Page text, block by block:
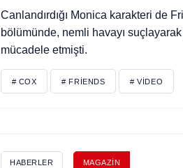
Canlandırdığı Monica karakteri de
bölümünde, nemli havayı
mücadele etmişti.
# COX # FRIENDS # VIDEO
HABERLER MAGAZIN